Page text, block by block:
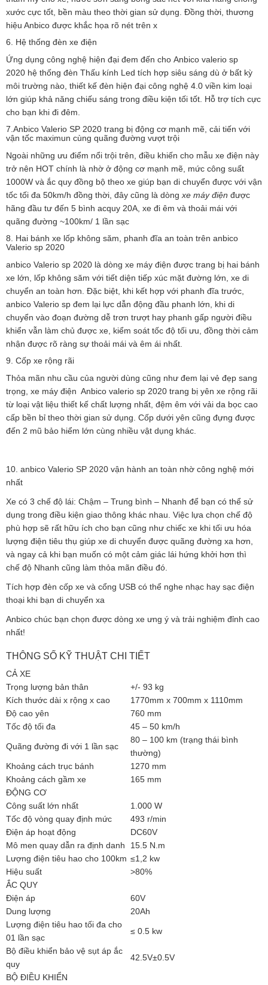
xước cực tốt, bền màu theo thời gian sử dụng. Đồng thời, thương
hiệu Anbico được khắc họa rõ nét trên x
6. Hệ thống đèn xe điện
Ứng dụng công nghệ hiện đại đem đến cho Anbico valerio sp
2020 hệ thống đèn Thấu kính Led tích hợp siêu sáng dù ở bất kỳ
môi trường nào, thiết kế đèn hiện đại công nghệ 4.0 viền kim loại
lớn giúp khả năng chiếu sáng trong điều kiện tối tốt. Hỗ trợ tích cực
cho bạn khi đi đêm.
7.Anbico Valerio SP 2020 trang bị động cơ mạnh mẽ, cải tiến với
vận tốc maximun cùng quãng đường vượt trội
Ngoài những ưu điểm nổi trội trên, điều khiến cho mẫu xe điện này
trở nên HOT chính là nhờ ở động cơ mạnh mẽ, mức công suất
1000W và ắc quy đồng bộ theo xe giúp bạn di chuyển được với vận
tốc tối đa 50km/h đồng thời, đây cũng là dòngxe máy điện được
hãng đầu tư đến 5 bình acquy 20A, xe đi êm và thoải mái với
quãng đường ~100km/ 1 lần sạc
8. Hai bánh xe lốp không săm, phanh đĩa an toàn trên anbico
Valerio sp 2020
anbico Valerio sp 2020 là dòng xe máy điện được trang bị hai bánh
xe lớn, lốp không săm với tiết diện tiếp xúc mặt đường lớn, xe di
chuyển an toàn hơn. Đặc biệt, khi kết hợp với phanh đĩa trước,
anbico Valerio sp đem lại lực dẫn động đầu phanh lớn, khi di
chuyển vào đoạn đường dễ trơn trượt hay phanh gấp người điều
khiển vẫn làm chủ được xe, kiểm soát tốc độ tối ưu, đồng thời cảm
nhận được rõ ràng sự thoải mái và êm ái nhất.
9. Cốp xe rộng rãi
Thỏa mãn nhu cầu của người dùng cũng như đem lại vẻ đẹp sang
trọng, xe máy điện Anbico valerio sp 2020 trang bị yên xe rộng rãi
từ loại vật liệu thiết kế chất lượng nhất, đệm êm với vải da bọc cao
cấp bền bỉ theo thời gian sử dụng. Cốp dưới yên cũng đựng được
đến 2 mũ bảo hiểm lớn cùng nhiều vật dụng khác.
10. anbico Valerio SP 2020 vận hành an toàn nhờ công nghệ mới
nhất
Xe có 3 chế độ lái: Chậm – Trung bình – Nhanh để bạn có thể sử
dụng trong điều kiện giao thông khác nhau. Việc lựa chọn chế độ
phù hợp sẽ rất hữu ích cho bạn cũng như chiếc xe khi tối ưu hóa
lượng điện tiêu thụ giúp xe di chuyển được quãng đường xa hơn,
và ngay cả khi bạn muốn có một cảm giác lái hứng khởi hơn thì
chế độ Nhanh cũng làm thỏa mãn điều đó.
Tích hợp đèn cốp xe và cổng USB có thể nghe nhạc hay sạc điện
thoại khi bạn di chuyển xa
Anbico chúc bạn chọn được dòng xe ưng ý và trải nghiệm đỉnh cao
nhất!
THÔNG SỐ KỸ THUẬT CHI TIẾT
CẢ XE
Trọng lượng bản thân
+/- 93 kg
Kích thước dài x rộng x cao
1770mm x 700mm x 1110mm
Độ cao yên
760 mm
Tốc độ tối đa
45 – 50 km/h
Quãng đường đi với 1 lần sạc
80 – 100 km (trạng thái bình
thường)
Khoảng cách trục bánh
1270 mm
Khoảng cách gầm xe
165 mm
ĐỘNG CƠ
Công suất lớn nhất
1.000 W
Tốc độ vòng quay định mức
493 r/min
Điện áp hoạt động
DC60V
Mô men quay dẫn ra định danh
15.5 N.m
Lượng điện tiêu hao cho 100km ≤1,2 kw
Hiệu suất
>80%
ẮC QUY
Điện áp
60V
Dung lượng
20Ah
Lượng điện tiêu hao tối đa cho
01 lần sạc
≤ 0.5 kw
Bộ điều khiển bảo vệ sụt áp ắc
quy
42.5V±0.5V
BỘ ĐIỀU KHIỂN